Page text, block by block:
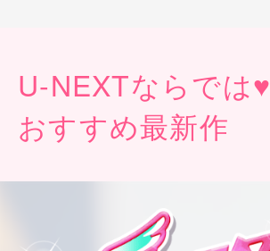
U-NEXTならでは♥
おすすめ最新作